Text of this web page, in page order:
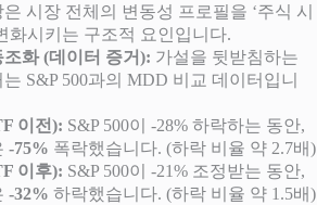
시장 전체의 변동성 프로필을 ‘주식 시
화시키는 구조적 요인입니다.
화 (데이터 증거): 가설을 뒷받침하는
S&P 500과의 MDD 비교 데이터입니
이전): S&P 500이 -28% 하락하는 동안,
-75% 폭락했습니다. (하락 비율 약 2.7배)
이후): S&P 500이 -21% 조정받는 동안,
-32% 하락했습니다. (하락 비율 약 1.5배)